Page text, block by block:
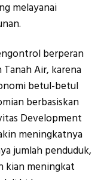
melayanai
berperan
Air, karena
betul-betul
berbasiskan
Development
meningkatnya
jumlah penduduk,
kian meningkat